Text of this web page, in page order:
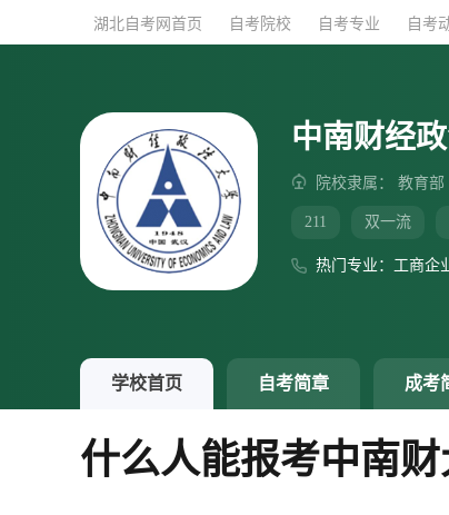
湖北自考网首页 自考院校 自考专业 自考
中南财经
院校隶属： 教育
211 双一流
热门专业：工商企
学校首页 自考简章 成考
什么人能报考中南
湖北自考网首页 自考院校 自考专业 自考